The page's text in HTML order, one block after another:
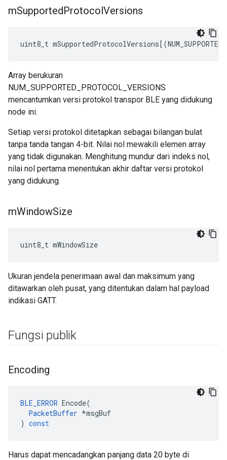
mSupportedProtocolVersions
uint8_t
Array berukuran
NUM_SUPPORTED_PROTOCOL_VERSIONS
mencantumkan versi protokol transpor BLE yang didukung
node ini.
Setiap versi protokol ditetapkan sebagai bilangan bulat
tanpa tanda tangan 4-bit. Nilai nol mewakili elemen array
yang tidak digunakan. Menghitung mundur dari indeks nol,
nilai nol pertama menentukan akhir daftar versi protokol
yang didukung.
mWindowSize
uint8_t mWindowSize
Ukuran jendela penerimaan awal dan maksimum yang
ditawarkan oleh pusat, yang ditentukan dalam hal payload
indikasi GATT.
Fungsi publik
Encoding
BLE_ERROR Encode(
PacketBuffer *msgBuf
) const
Harus dapat mencadangkan panjang data 20 byte di